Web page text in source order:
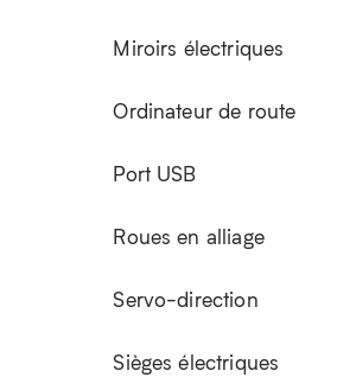
Miroirs électriques
Ordinateur de route
Port USB
Roues en alliage
Servo-direction
Sièges électriques